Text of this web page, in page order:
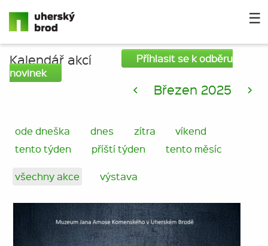
☰
Kalendář akcí
Příhlasit se k odběru
novinek
< Březen 2025 >
ode dneška dnes zítra
víkend
tento týden
příští týden tento měsíc
všechny akce výstava